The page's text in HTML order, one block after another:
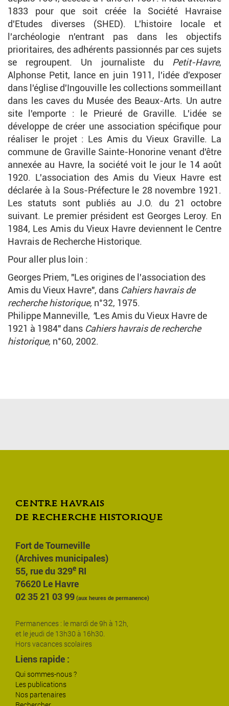
1833 pour que soit créée la Société Havraise
d'Etudes diverses (SHED). L'histoire locale et
l'archéologie n'entrant pas dans les objectifs
prioritaires, des adhérents passionnés par ces sujets
se regroupent. Un journaliste du Petit-Havre,
Alphonse Petit, lance en juin 1911, l'idée d'exposer
dans l'église d'Ingouville les collections sommeillant
dans les caves du Musée des Beaux-Arts. Un autre
site l'emporte : le Prieuré de Graville. L'idée se
développe de créer une association spécifique pour
réaliser le projet : Les Amis du Vieux Graville. La
commune de Graville Sainte-Honorine venant d'être
annexée au Havre, la société voit le jour le 14 août
1920. L'association des Amis du Vieux Havre est
déclarée à la Sous-Préfecture le 28 novembre 1921.
Les statuts sont publiés au J.O. du 21 octobre
suivant. Le premier président est Georges Leroy. En
1984, Les Amis du Vieux Havre deviennent le Centre
Havrais de Recherche Historique.
Pour aller plus loin :
Georges Priem, "Les origines de l'association des
Amis du Vieux Havre", dans Cahiers havrais de
recherche historique, n°32, 1975.
Philippe Manneville, "Les Amis du Vieux Havre de
1921 à 1984" dans Cahiers havrais de recherche
historique, n°60, 2002.
centre havrais
de recherche historique
Fort de Tourneville
(Archives municipales)
55, rue du 329e RI
76620 Le Havre
02 35 21 03 99 (aux heures de permanence)
Permanences : le mardi de 9h à 12h,
et le jeudi de 13h30 à 16h30.
Hors vacances scolaires
Liens rapide :
Qui sommes-nous ?
Les publications
Nos partenaires